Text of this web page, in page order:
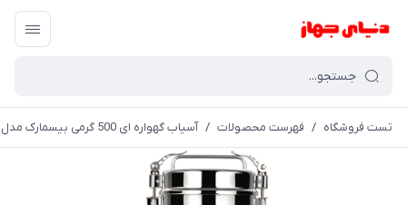
تست فروشگاه / فهرست محصولات / آسیاب گهواره ای 500 گرمی بیسمارک مدل BM500